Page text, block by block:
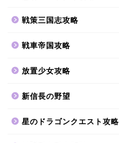
戦策三国志攻略
戦車帝国攻略
放置少女攻略
新信長の野望
星のドラゴンクエスト攻略